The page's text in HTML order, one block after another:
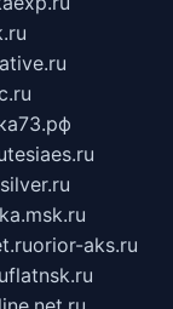
tesiaes.ru
orior-aks.ru
flatnsk.ru